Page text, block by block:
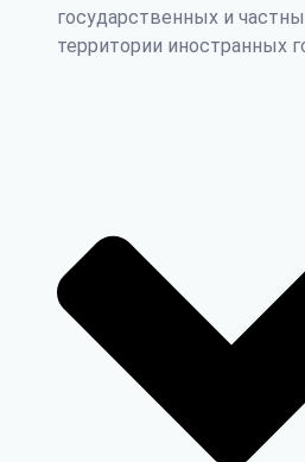
государственных и
территории иностранных